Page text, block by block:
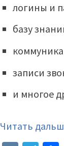
логины и
базу
записи
и многое
Читать